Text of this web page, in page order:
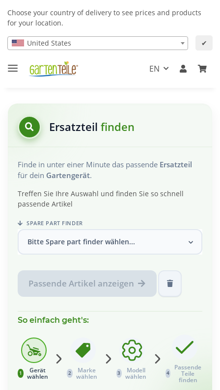
Choose your country of delivery to see prices and products
for your location.
United States ✔
EN
Ersatzteil finden
Finde in unter einer Minute das passende Ersatzteil
für dein Gartengerät.
Treffen Sie Ihre Auswahl und finden Sie so schnell
passende Artikel
SPARE PART FINDER
Bitte Spare part finder wählen...
Passende Artikel anzeigen
So einfach geht's:
1
Gerät
wählen
2
Marke
wählen
3
Modell
wählen
4
Passende
Teile
finden